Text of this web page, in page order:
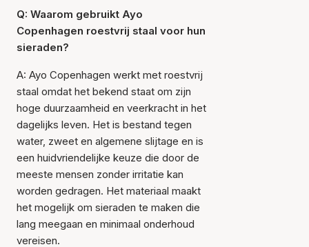
Q: Waarom gebruikt Ayo
Copenhagen roestvrij staal voor hun
sieraden?
A: Ayo Copenhagen werkt met roestvrij
staal omdat het bekend staat om zijn
hoge duurzaamheid en veerkracht in het
dagelijks leven. Het is bestand tegen
water, zweet en algemene slijtage en is
een huidvriendelijke keuze die door de
meeste mensen zonder irritatie kan
worden gedragen. Het materiaal maakt
het mogelijk om sieraden te maken die
lang meegaan en minimaal onderhoud
vereisen.